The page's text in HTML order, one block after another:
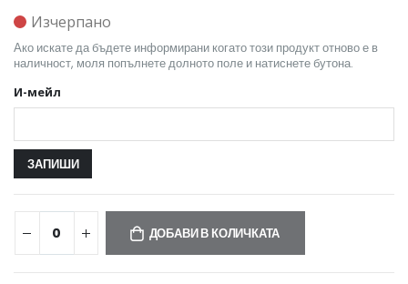
Изчерпано
Ако искате да бъдете информирани когато този продукт отново е в
наличност, моля попълнете долното поле и натиснете бутона.
И-мейл
ДОБАВИ В КОЛИЧКАТА